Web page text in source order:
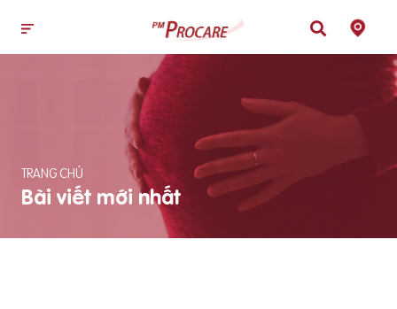
TRANG CHỦ
Bài viết mới nhất